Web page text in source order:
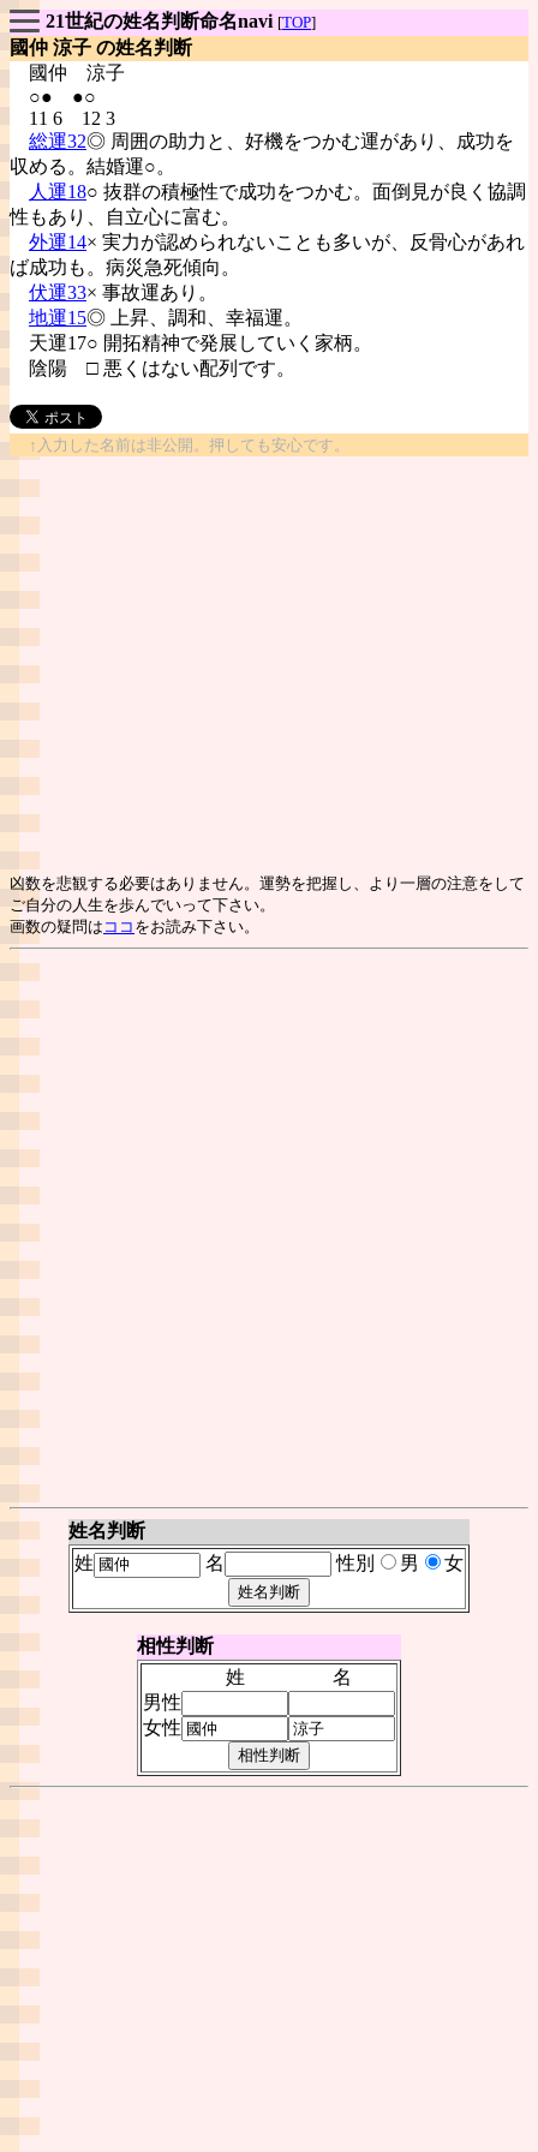
21世紀の姓名判断命名navi [TOP]
國仲 涼子 の姓名判断
國仲 涼子
○● ●○
11 6 12 3
総運32◎ 周囲の助力と、好機をつかむ運があり、成功を
収める。結婚運○。
人運18○ 抜群の積極性で成功をつかむ。面倒見が良く協調
性もあり、自立心に富む。
外運14× 実力が認められないことも多いが、反骨心があれ
ば成功も。病災急死傾向。
伏運33× 事故運あり。
地運15◎ 上昇、調和、幸福運。
天運17○ 開拓精神で発展していく家柄。
陰陽 □ 悪くはない配列です。
↑入力した名前は非公開。押しても安心です。
凶数を悲観する必要はありません。運勢を把握し、より一層の注意をして
ご自分の人生を歩んでいって下さい。
画数の疑問は ココ をお読み下さい。
姓名判断
姓
名 性別 男 女
相性判断
姓
名
男性
女性